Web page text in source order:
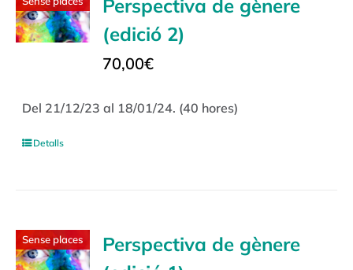
Perspectiva de gènere
(edició 2)
70,00€
Del 21/12/23 al 18/01/24. (40 hores)
Detalls
Sense places
Perspectiva de gènere